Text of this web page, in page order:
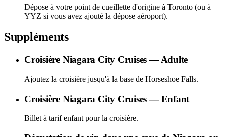
Dépose à votre point de cueillette d'origine à Toronto (ou à
YYZ si vous avez ajouté la dépose aéroport).
Suppléments
Croisière Niagara City Cruises — Adulte
Ajoutez la croisière jusqu'à la base de Horseshoe Falls.
Croisière Niagara City Cruises — Enfant
Billet à tarif enfant pour la croisière.